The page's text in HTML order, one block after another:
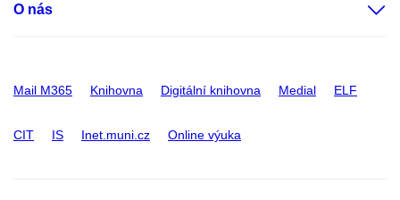
O nás
Mail M365 Knihovna Digitální knihovna Medial ELF
CIT IS Inet.muni.cz Online výuka